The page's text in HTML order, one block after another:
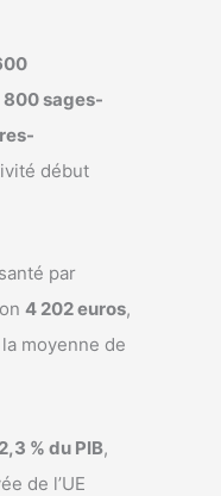
800 sages-
début
par
4 202 euros,
moyenne de
% du PIB,
de l’UE